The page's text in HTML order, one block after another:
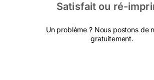
Satisfait ou ré-
Un problème ? Nous postons de
gratuitement.